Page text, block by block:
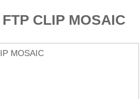
CLIP MOSAIC
MOSAIC